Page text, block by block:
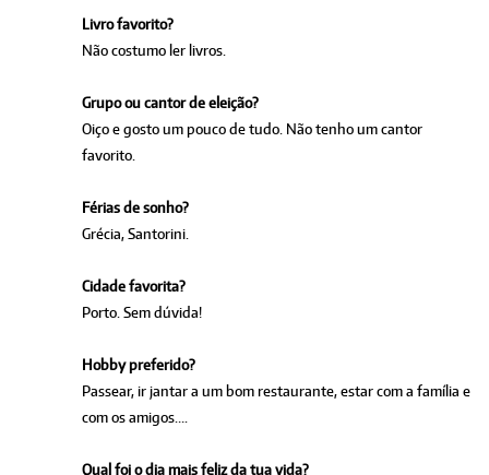
Livro favorito?
Não costumo ler livros.
Grupo ou cantor de eleição?
Oiço e gosto um pouco de tudo. Não tenho um cantor
favorito.
Férias de sonho?
Grécia, Santorini.
Cidade favorita?
Porto. Sem dúvida!
Hobby preferido?
Passear, ir jantar a um bom restaurante, estar com a família e
com os amigos….
Qual foi o dia mais feliz da tua vida?